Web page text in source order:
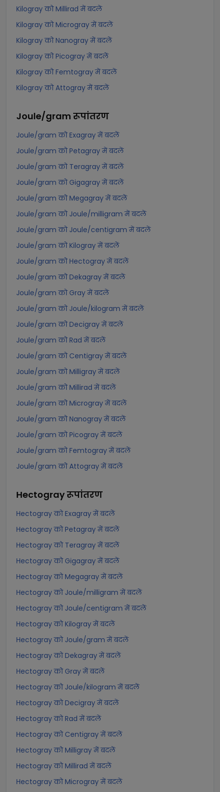
Kilogray को Millirad में बदलें
Kilogray को Microgray में बदलें
Kilogray को Nanogray में बदलें
Kilogray को Picogray में बदलें
Kilogray को Femtogray में बदलें
Kilogray को Attogray में बदलें
Joule/gram रूपांतरण
Joule/gram को Exagray में बदलें
Joule/gram को Petagray में बदलें
Joule/gram को Teragray में बदलें
Joule/gram को Gigagray में बदलें
Joule/gram को Megagray में बदलें
Joule/gram को Joule/milligram में बदलें
Joule/gram को Joule/centigram में बदलें
Joule/gram को Kilogray में बदलें
Joule/gram को Hectogray में बदलें
Joule/gram को Dekagray में बदलें
Joule/gram को Gray में बदलें
Joule/gram को Joule/kilogram में बदलें
Joule/gram को Decigray में बदलें
Joule/gram को Rad में बदलें
Joule/gram को Centigray में बदलें
Joule/gram को Milligray में बदलें
Joule/gram को Millirad में बदलें
Joule/gram को Microgray में बदलें
Joule/gram को Nanogray में बदलें
Joule/gram को Picogray में बदलें
Joule/gram को Femtogray में बदलें
Joule/gram को Attogray में बदलें
Hectograyरूपांतरण
Hectogray को Exagray में बदलें
Hectogray को Petagray में बदलें
Hectogray को Teragray में बदलें
Hectogray को Gigagray में बदलें
Hectogray को Megagray में बदलें
Hectogray को Joule/milligram में बदलें
Hectogray को Joule/centigram में बदलें
Hectogray को Kilogray में बदलें
Hectogray को Joule/gram में बदलें
Hectogray को Dekagray में बदलें
Hectogray को Gray में बदलें
Hectogray को Joule/kilogram में बदलें
Hectogray को Decigray में बदलें
Hectogray को Rad में बदलें
Hectogray को Centigray में बदलें
Hectogray को Milligray में बदलें
Hectogray को Millirad में बदलें
Hectogray को Microgray में बदलें